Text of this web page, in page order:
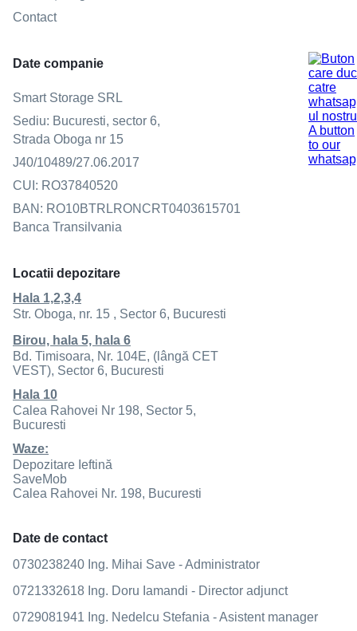
Contact
Date companie
Smart Storage SRL
Sediu: Bucuresti, sector 6,
Strada Oboga nr 15
J40/10489/27.06.2017
CUI: RO37840520
BAN: RO10BTRLRONCRT0403615701
Banca Transilvania
Locatii depozitare
Hala 1,2,3,4
Str. Oboga, nr. 15 , Sector 6, Bucuresti
Birou, hala 5, hala 6
Bd. Timisoara, Nr. 104E, (lângă CET
VEST), Sector 6, Bucuresti
Hala 10
Calea Rahovei Nr 198, Sector 5,
Bucuresti
Waze:
Depozitare Ieftină
SaveMob
Calea Rahovei Nr. 198, Bucuresti
Date de contact
0730238240 Ing. Mihai Save - Administrator
0721332618 Ing. Doru Iamandi - Director adjunct
0729081941 Ing. Nedelcu Stefania - Asistent manager